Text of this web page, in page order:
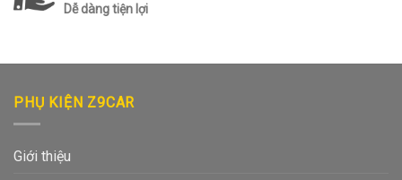
Dễ dàng tiện lợi
PHỤ KIỆN Z9CAR
Giới thiệu